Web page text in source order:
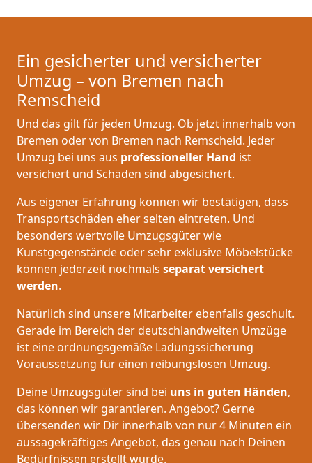
Ein gesicherter und versicherter
Umzug – von Bremen nach
Remscheid
Und das gilt für jeden Umzug. Ob jetzt innerhalb von
Bremen oder von Bremen nach Remscheid. Jeder
Umzug bei uns aus professioneller Hand ist
versichert und Schäden sind abgesichert.
Aus eigener Erfahrung können wir bestätigen, dass
Transportschäden eher selten eintreten. Und
besonders wertvolle Umzugsgüter wie
Kunstgegenstände oder sehr exklusive Möbelstücke
können jederzeit nochmals separat versichert
werden.
Natürlich sind unsere Mitarbeiter ebenfalls geschult.
Gerade im Bereich der deutschlandweiten Umzüge
ist eine ordnungsgemäße Ladungssicherung
Voraussetzung für einen reibungslosen Umzug.
Deine Umzugsgüter sind bei uns in guten Händen,
das können wir garantieren. Angebot? Gerne
übersenden wir Dir innerhalb von nur 4 Minuten ein
aussagekräftiges Angebot, das genau nach Deinen
Bedürfnissen erstellt wurde.